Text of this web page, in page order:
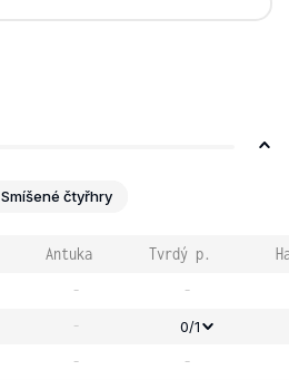
Smíšené čtyřhry
Antuka Tvrdý p.
- -
-
0/1
-
-